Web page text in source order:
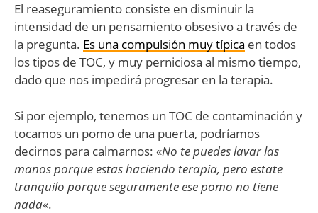
El reaseguramiento consiste en disminuir la
intensidad de un pensamiento obsesivo a través de
la pregunta. Es una compulsión muy típica en todos
los tipos de TOC, y muy perniciosa al mismo tiempo,
dado que nos impedirá progresar en la terapia.
Si por ejemplo, tenemos un TOC de contaminación y
tocamos un pomo de una puerta, podríamos
decirnos para calmarnos: «No te puedes lavar las
manos porque estas haciendo terapia, pero estate
tranquilo porque seguramente ese pomo no tiene
nada«.